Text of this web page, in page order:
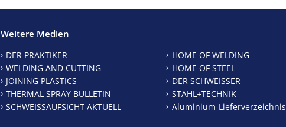
Weitere Medien
DER PRAKTIKER
WELDING AND CUTTING
JOINING PLASTICS
THERMAL SPRAY BULLETIN
SCHWEISSAUFSICHT AKTUELL
HOME OF WELDING
HOME OF STEEL
DER SCHWEISSER
STAHL+TECHNIK
Aluminium-Lieferverzeichnis